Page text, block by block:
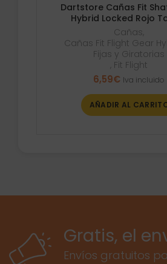
Dartstore Cañas Fit
Hybrid Locked Rojo
Cañas,
Cañas Fit Flight Gear
Fijas y Giratorias
, Fit Flight
6,59€ Iva incluido
AÑADIR AL
Gratis, el
Envíos gratuitos